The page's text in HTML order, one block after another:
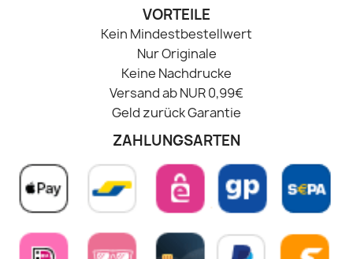
VORTEILE
Kein Mindestbestellwert
Nur Originale
Keine Nachdrucke
Versand ab NUR 0,99€
Geld zurück Garantie
ZAHLUNGSARTEN